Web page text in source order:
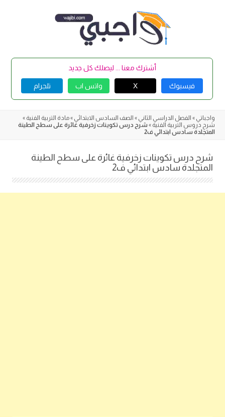
أشترك معنا ... ليصلك كل جديد
فيسبوك X واتس اب تلجرام
واجباتي » الفصل الدراسي الثاني » الصف السادس الابتدائي »مادة التربية الفنية »
شرح دروس التربية الفنية » شرح درس تكوينات زخرفية غائرة على سطح الطينة
المتجلدة سادس ابتدائي ف2
شرح درس تكوينات زخرفية غائرة على سطح الطينة
المتجلدة سادس ابتدائي ف2